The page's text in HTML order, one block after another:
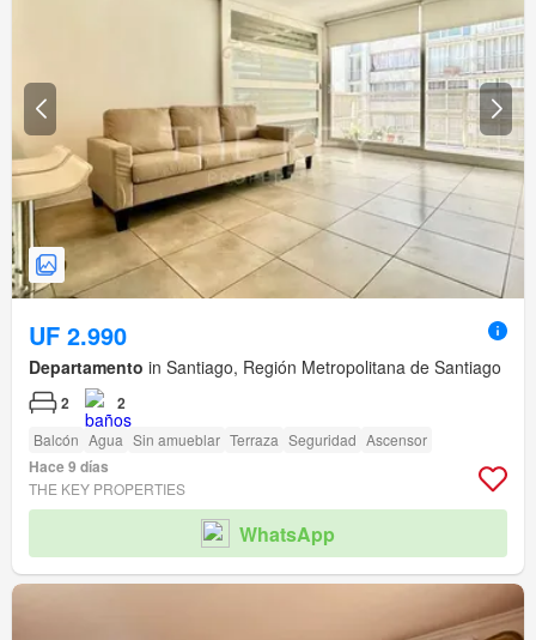
UF 2.990
Departamento in Santiago, Región Metropolitana de Santiago
2 2
Balcón Agua Sin amueblar Terraza Seguridad Ascensor
Hace 9 días
THE KEY PROPERTIES
WhatsApp